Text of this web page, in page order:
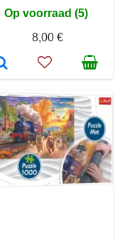
Op voorraad (5)
8,00 €